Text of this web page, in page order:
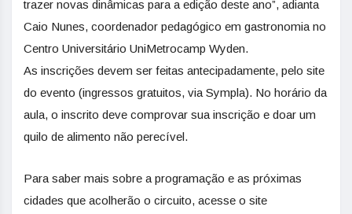
trazer novas dinâmicas para a edição deste ano”, adianta
Caio Nunes, coordenador pedagógico em gastronomia no
Centro Universitário UniMetrocamp Wyden.
As inscrições devem ser feitas antecipadamente, pelo site
do evento (ingressos gratuitos, via Sympla). No horário da
aula, o inscrito deve comprovar sua inscrição e doar um
quilo de alimento não perecível.
Para saber mais sobre a programação e as próximas
cidades que acolherão o circuito, acesse o site